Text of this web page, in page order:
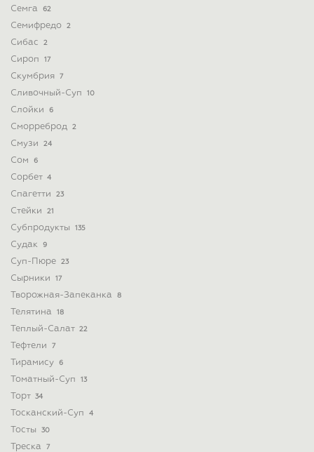
Семга 62
Семифредо 2
Сибас 2
Сироп 17
Скумбрия 7
Сливочный-Суп 10
Слойки 6
Сморреброд 2
Смузи 24
Сом 6
Сорбет 4
Спагетти 23
Стейки 21
Субпродукты 135
Судак 9
Суп-Пюре 23
Сырники 17
Творожная-Запеканка 8
Телятина 18
Теплый-Салат 22
Тефтели 7
Тирамису 6
Томатный-Суп 13
Торт 34
Тосканский-Суп 4
Тосты 30
Треска 7